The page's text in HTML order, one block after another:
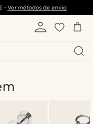
- Ver métodos de envio